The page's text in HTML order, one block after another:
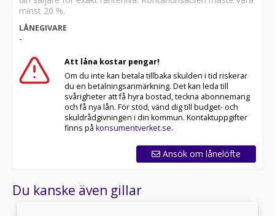
minst 20 %.
LÅNEGIVARE
-
Att låna kostar pengar!
Om du inte kan betala tillbaka skulden i tid riskerar
du en betalningsanmärkning. Det kan leda till
svårigheter att få hyra bostad, teckna abonnemang
och få nya lån. För stöd, vänd dig till budget- och
skuldrådgivningen i din kommun. Kontaktuppgifter
finns på konsumentverket.se.
Ansök om lånelöfte
Du kanske även gillar